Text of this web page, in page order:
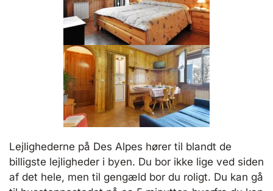
Lejlighederne på Des Alpes hører til blandt de
billigste lejligheder i byen. Du bor ikke lige ved siden
af det hele, men til gengæld bor du roligt. Du kan gå